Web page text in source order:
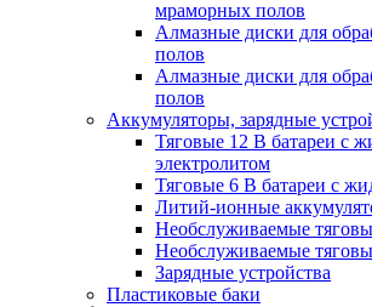
мраморных полов
Алмазные диски для
полов
Алмазные диски для
полов
Аккумуляторы, зарядные
Тяговые 12 В батареи с
электролитом
Тяговые 6 В батареи с
Литий-ионные
Необслуживаемые
Необслуживаемые
Зарядные устройства
Пластиковые баки